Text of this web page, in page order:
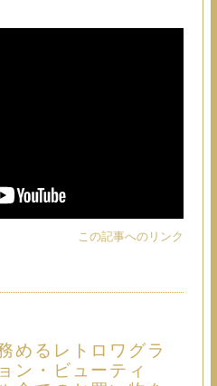
この記事へのリンク
めるレトロワグラ
ン・ビューティ